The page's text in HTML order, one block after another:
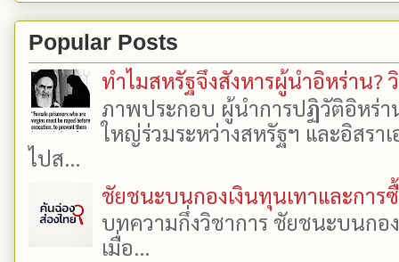
Popular Posts
ทำไมสหรัฐจึงสังหารผู้นำอิหร่าน?
ภาพประกอบ ผู้นำการปฏิวัติอิหร่า
ใหญ่ร่วมระหว่างสหรัฐฯ และอิสรา
ไปส...
ชัยชนะบนกองเงินทุนเทาและการ
บทความกึ่งวิชาการ ชัยชนะบนกอ
เมื่อ...